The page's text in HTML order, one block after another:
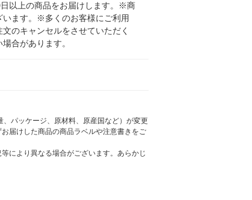
以上の商品をお届けします。※商
います。※多くのお客様にご利用
のキャンセルをさせていただく
合があります。
パッケージ、原材料、原産国など）が変更
届けした商品の商品ラベルや注意書きをご
により異なる場合がございます。あらかじ